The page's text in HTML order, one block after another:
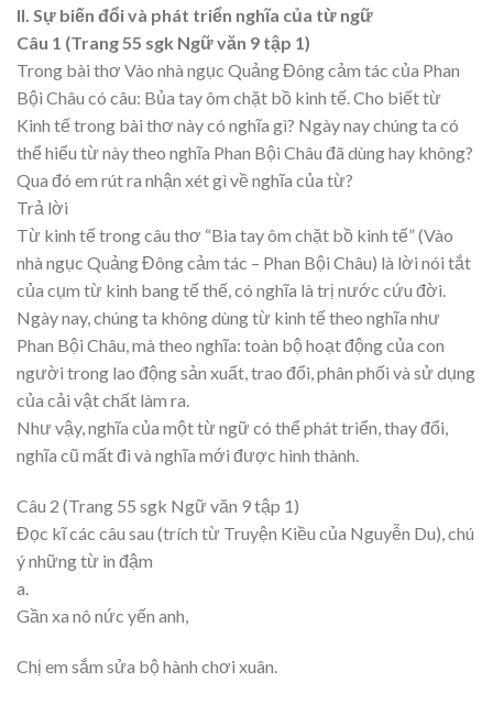
II. Sự biến đổi và phát triển nghĩa của từ ngữ
Câu 1 (Trang 55 sgk Ngữ văn 9 tập 1)
Trong bài thơ Vào nhà ngục Quảng Đông cảm tác của Phan
Bội Châu có câu: Bủa tay ôm chặt bồ kinh tế. Cho biết từ
Kinh tế trong bài thơ này có nghĩa gì? Ngày nay chúng ta có
thể hiểu từ này theo nghĩa Phan Bội Châu đã dùng hay không?
Qua đó em rút ra nhận xét gì về nghĩa của từ?
Trả lời
Từ kinh tế trong câu thơ “Bia tay ôm chặt bồ kinh tế” (Vào
nhà ngục Quảng Đông cảm tác – Phan Bội Châu) là lời nói tắt
của cụm từ kinh bang tế thế, có nghĩa là trị nước cứu đời.
Ngày nay, chúng ta không dùng từ kinh tế theo nghĩa như
Phan Bội Châu, mà theo nghĩa: toàn bộ hoạt động của con
người trong lao động sản xuất, trao đổi, phân phối và sử dụng
của cải vật chất làm ra.
Như vậy, nghĩa của một từ ngữ có thể phát triển, thay đổi,
nghĩa cũ mất đi và nghĩa mới được hình thành.
Câu 2 (Trang 55 sgk Ngữ văn 9 tập 1)
Đọc kĩ các câu sau (trích từ Truyện Kiều của Nguyễn Du), chú
ý những từ in đậm
a.
Gần xa nô nức yến anh,
Chị em sắm sửa bộ hành chơi xuân.